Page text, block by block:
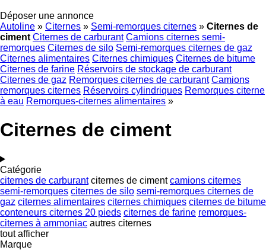
Déposer une annonce
Autoline » Citernes » Semi-remorques citernes » Citernes de
ciment Citernes de carburant Camions citernes semi-
remorques Citernes de silo Semi-remorques citernes de gaz
Citernes alimentaires Citernes chimiques Citernes de bitume
Citernes de farine Réservoirs de stockage de carburant
Citernes de gaz Remorques citernes de carburant Camions
remorques citernes Réservoirs cylindriques Remorques citerne
à eau Remorques-citernes alimentaires »
Citernes de ciment
Catégorie
citernes de carburant citernes de ciment camions citernes
semi-remorques citernes de silo semi-remorques citernes de
gaz citernes alimentaires citernes chimiques citernes de bitume
conteneurs citernes 20 pieds citernes de farine remorques-
citernes à ammoniac autres citernes
tout afficher
Marque